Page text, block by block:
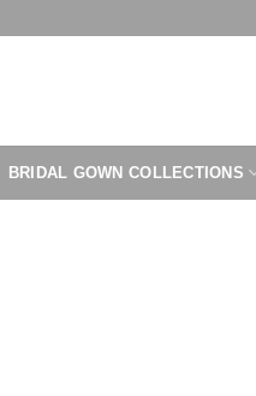
BRIDAL GOWN COLLECTIONS